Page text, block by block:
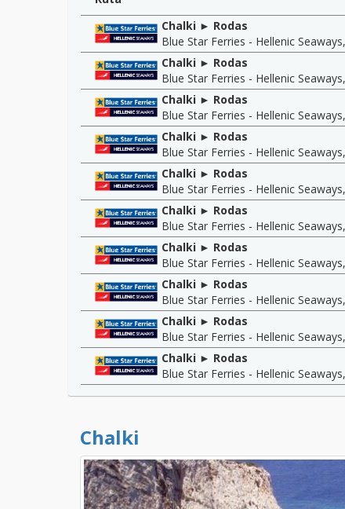
Chalki ► Rodas
Blue Star Ferries - Hellenic Seaways,
Chalki ► Rodas
Blue Star Ferries - Hellenic Seaways,
Chalki ► Rodas
Blue Star Ferries - Hellenic Seaways,
Chalki ► Rodas
Blue Star Ferries - Hellenic Seaways,
Chalki ► Rodas
Blue Star Ferries - Hellenic Seaways,
Chalki ► Rodas
Blue Star Ferries - Hellenic Seaways,
Chalki ► Rodas
Blue Star Ferries - Hellenic Seaways,
Chalki ► Rodas
Blue Star Ferries - Hellenic Seaways,
Chalki ► Rodas
Blue Star Ferries - Hellenic Seaways,
Chalki ► Rodas
Blue Star Ferries - Hellenic Seaways,
Chalki